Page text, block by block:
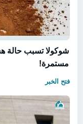
شوكولا تسبب حالة
مستمرة!
فتح الخبر